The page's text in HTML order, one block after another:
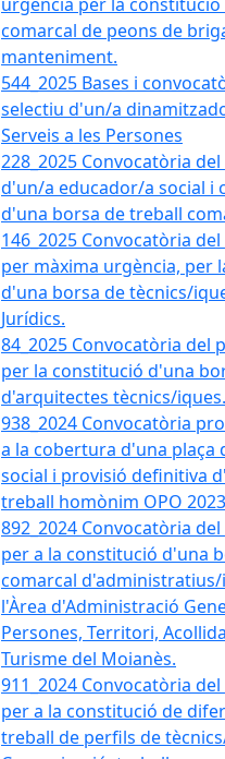
comarcal de peons de
manteniment.
544_2025 Bases i
selectiu d'un/a
Serveis a les Persones
228_2025 Convocatòria
d'un/a educador/a social i
d'una borsa de treball
146_2025 Convocatòria
per màxima urgència, per
d'una borsa de tècnics/
Jurídics.
84_2025 Convocatòria del
per la constitució d'una
d'arquitectes tècnics/iques.
938_2024 Convocatòria
a la cobertura d'una plaça
social i provisió definitiva
treball homònim OPO
892_2024 Convocatòria
per a la constitució d'una
comarcal d'administratius/
l'Àrea d'Administració
Persones, Territori,
Turisme del Moianès.
911_2024 Convocatòria
per a la constitució de
treball de perfils de